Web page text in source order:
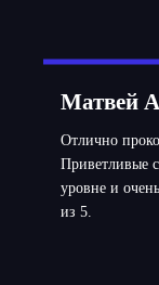
Матвей
Отлично
Приветливые
уровне и
из 5.